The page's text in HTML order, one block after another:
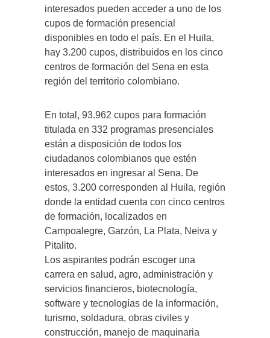
interesados pueden acceder a uno de los
cupos de formación presencial
disponibles en todo el país. En el Huila,
hay 3.200 cupos, distribuidos en los cinco
centros de formación del Sena en esta
región del territorio colombiano.
En total, 93.962 cupos para formación
titulada en 332 programas presenciales
están a disposición de todos los
ciudadanos colombianos que estén
interesados en ingresar al Sena. De
estos, 3.200 corresponden al Huila, región
donde la entidad cuenta con cinco centros
de formación, localizados en
Campoalegre, Garzón, La Plata, Neiva y
Pitalito.
Los aspirantes podrán escoger una
carrera en salud, agro, administración y
servicios financieros, biotecnología,
software y tecnologías de la información,
turismo, soldadura, obras civiles y
construcción, manejo de maquinaria